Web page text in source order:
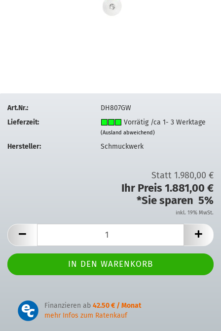
Art.Nr.:
DH807GW
Lieferzeit:
Vorrätig /ca 1- 3 Werktage
(Ausland abweichend)
Hersteller: Schmuckwerk
Statt 1.980,00 €
Ihr Preis 1.881,00 €
*Sie sparen 5%
inkl. 19% MwSt.
Finanzieren ab 42.50 € / Monat
mehr Infos zum Ratenkauf